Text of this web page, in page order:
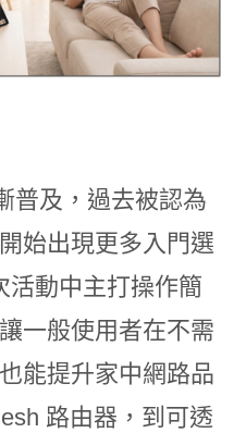
普及，過去被認為
始出現更多入門選
活動中主打操作簡
一般使用者在不需
能提升家中網路品
路由器，到可透